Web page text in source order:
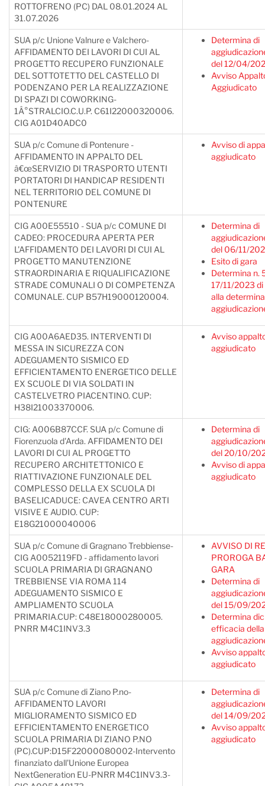
ROTTOFRENO (PC) DAL 08.01.2024 AL
31.07.2026
SUA p/c Unione Valnure e Valchero-
AFFIDAMENTO DEI LAVORI DI CUI AL
PROGETTO RECUPERO FUNZIONALE
DEL SOTTOTETTO DEL CASTELLO DI
PODENZANO PER LA REALIZZAZIONE
DI SPAZI DI COWORKING-
1Â°STRALCIO.C.U.P. C61I22000320006.
CIG A01D40ADC0
Determina di
del 12/04/
Avviso
Aggiudicato
SUA p/c Comune di Pontenure -
AFFIDAMENTO IN APPALTO DEL
â€œSERVIZIO DI TRASPORTO UTENTI
PORTATORI DI HANDICAP RESIDENTI
NEL TERRITORIO DEL COMUNE DI
PONTENURE
Avviso di
aggiudicato
CIG A00E55510 - SUA p/c COMUNE DI
CADEO: PROCEDURA APERTA PER
L'AFFIDAMENTO DEI LAVORI DI CUI AL
PROGETTO MANUTENZIONE
STRAORDINARIA E RIQUALIFICAZIONE
STRADE COMUNALI O DI COMPETENZA
COMUNALE. CUP B57H19000120004.
Determina di
del 06/11/
Esito di gara
Determina n.
17/11/2023
alla
CIG A00A6AED35. INTERVENTI DI
MESSA IN SICUREZZA CON
ADEGUAMENTO SISMICO ED
EFFICIENTAMENTO ENERGETICO DELLE
EX SCUOLE DI VIA SOLDATI IN
CASTELVETRO PIACENTINO. CUP:
H38I21003370006.
Avviso
aggiudicato
CIG: A006B87CCF. SUA p/c Comune di
Fiorenzuola d'Arda. AFFIDAMENTO DEI
LAVORI DI CUI AL PROGETTO
RECUPERO ARCHITETTONICO E
RIATTIVAZIONE FUNZIONALE DEL
COMPLESSO DELLA EX SCUOLA DI
BASELICADUCE: CAVEA CENTRO ARTI
VISIVE E AUDIO. CUP:
E18G21000040006
Determina di
del 20/10/
Avviso di
aggiudicato
SUA p/c Comune di Gragnano Trebbiense-
CIG A0052119FD - affidamento lavori
SCUOLA PRIMARIA DI GRAGNANO
TREBBIENSE VIA ROMA 114
ADEGUAMENTO SISMICO E
AMPLIAMENTO SCUOLA
PRIMARIA.CUP: C48E18000280005.
PNRR M4C1INV3.3
AVVISO DI
PROROGA
GARA
Determina di
del 15/09/
Determina
efficacia della
Avviso
aggiudicato
SUA p/c Comune di Ziano P.no-
AFFIDAMENTO LAVORI
MIGLIORAMENTO SISMICO ED
EFFICIENTAMENTO ENERGETICO
SCUOLA PRIMARIA DI ZIANO P.NO
(PC).CUP:D15F22000080002-Intervento
finanziato dall'Unione Europea
NextGeneration EU-PNRR M4C1INV3.3-
Determina di
del 14/09/
Avviso
aggiudicato